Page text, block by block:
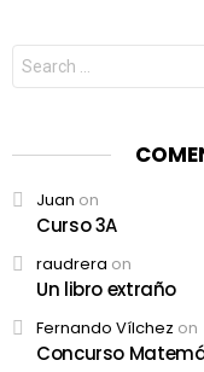
Search
for:
Juan on
Curso 3A
raudrera on
Un libro extraño
Fernando Vílchez on
Concurso